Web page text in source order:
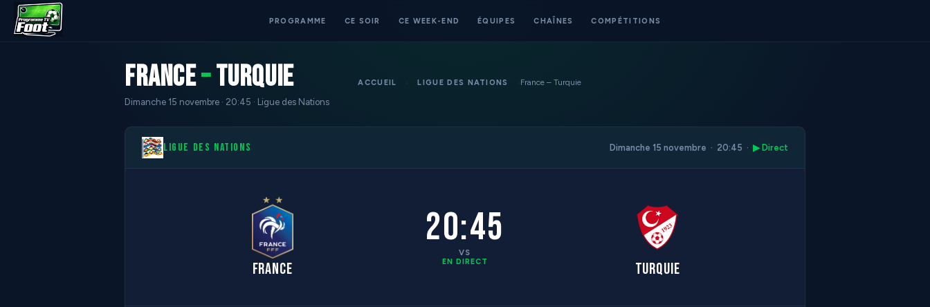
PROGRAMME CE SOIR CE WEEK-END ÉQUIPES CHAÎNES COMPÉTITIONS
ACCUEIL LIGUE DES NATIONS France – Turquie
France–Turquie
Dimanche 15 novembre · 20:45 · Ligue des Nations
LIGUE DES NATIONS Dimanche 15 novembre · 20:45 · ▶ Direct
France
20:45
VS
EN DIRECT Turquie